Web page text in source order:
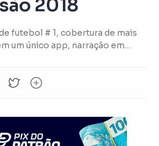
2018
futebol # 1, cobertura de mais
um único app, narração em